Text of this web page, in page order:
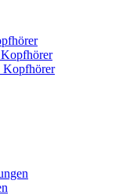
Kopfhörer